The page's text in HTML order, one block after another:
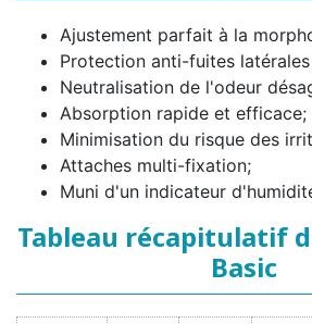
Ajustement parfait à la
Protection anti-fuites latérales
Neutralisation de l'odeur
Absorption rapide et efficace;
Minimisation du risque des
Attaches multi-fixation;
Muni d'un indicateur
Tableau récapitulatif
Basic